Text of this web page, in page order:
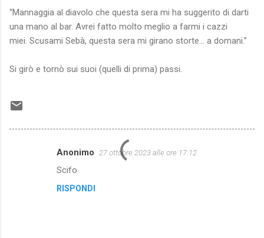
“Mannaggia al diavolo che questa sera mi ha suggerito di darti
una mano al bar. Avrei fatto molto meglio a farmi i cazzi
miei. Scusami Sebà, questa sera mi girano storte… a domani.”
Si girò e tornò sui suoi (quelli di prima) passi.
Anonimo 27 ottobre 2023 alle ore 17:12
Scifo
RISPONDI